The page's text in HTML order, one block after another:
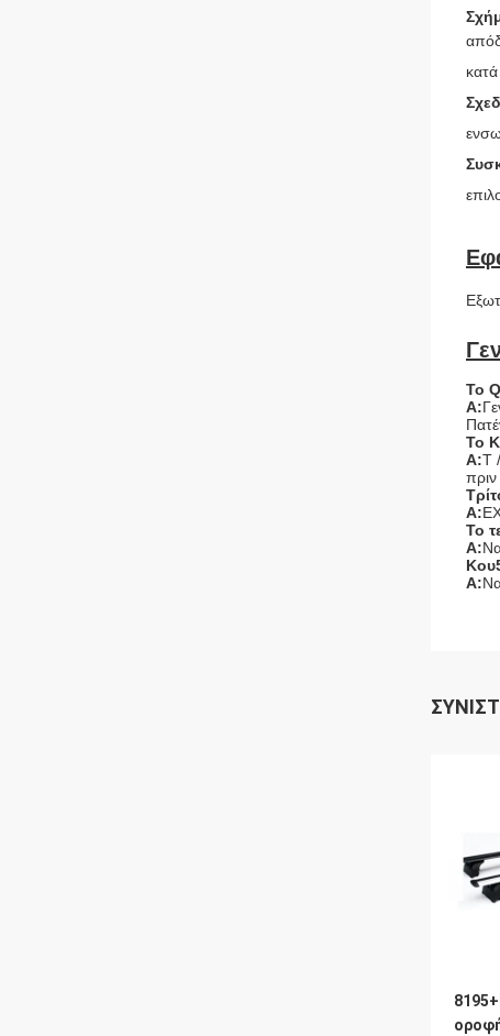
κατά
Το
Α:
Το
Α:T
Α:
Το
Α:
Α: